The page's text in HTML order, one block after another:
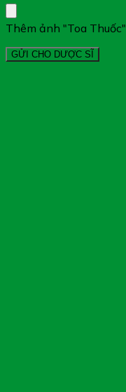
Thêm ảnh "Toa Thuốc"